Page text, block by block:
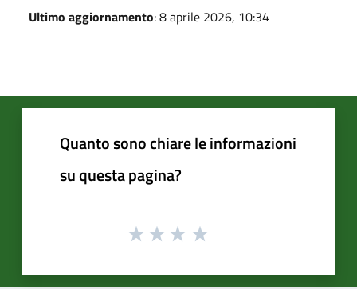
Ultimo aggiornamento: 8 aprile 2026, 10:34
Quanto sono chiare le informazioni
su questa pagina?